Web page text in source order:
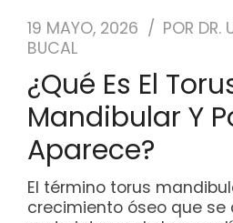
19 MAYO, 2026 POR DR.
BUCAL
¿Qué Es El
Mandibular Y
Aparece?
El término torus
crecimiento óseo que se